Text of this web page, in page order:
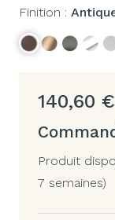
Finition :
140,60 €
Produit
7 semaines)